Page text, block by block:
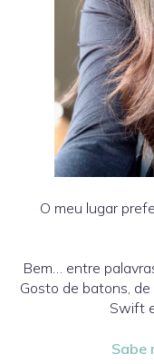
O meu lugar
Bem… entre
Gosto de batons,
Swift
Sabe